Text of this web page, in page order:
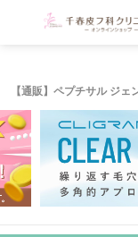
【通販】ペプチサル ジ